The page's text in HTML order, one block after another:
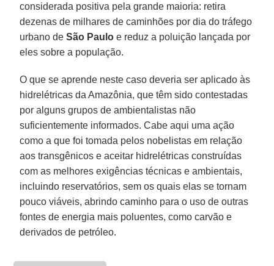
considerada positiva pela grande maioria: retira
dezenas de milhares de caminhões por dia do tráfego
urbano deSão Paulo e reduz a poluição lançada por
eles sobre a população.
O que se aprende neste caso deveria ser aplicado às
hidrelétricas da Amazônia, que têm sido contestadas
por alguns grupos de ambientalistas não
suficientemente informados. Cabe aqui uma ação
como a que foi tomada pelos nobelistas em relação
aos transgênicos e aceitar hidrelétricas construídas
com as melhores exigências técnicas e ambientais,
incluindo reservatórios, sem os quais elas se tornam
pouco viáveis, abrindo caminho para o uso de outras
fontes de energia mais poluentes, como carvão e
derivados de petróleo.